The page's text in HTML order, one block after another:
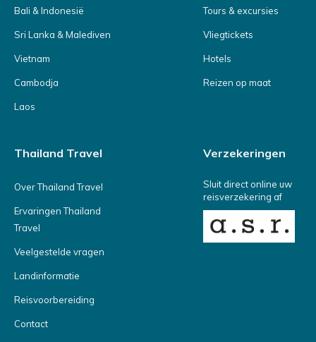
Bali & Indonesië
Sri Lanka & Malediven
Vietnam
Cambodja
Laos
Tours & excursies
Vliegtickets
Hotels
Reizen op maat
Thailand Travel
Over Thailand Travel
Ervaringen Thailand
Travel
Veelgestelde vragen
Landinformatie
Reisvoorbereiding
Contact
Verzekeringen
Sluit direct online uw
reisverzekering af